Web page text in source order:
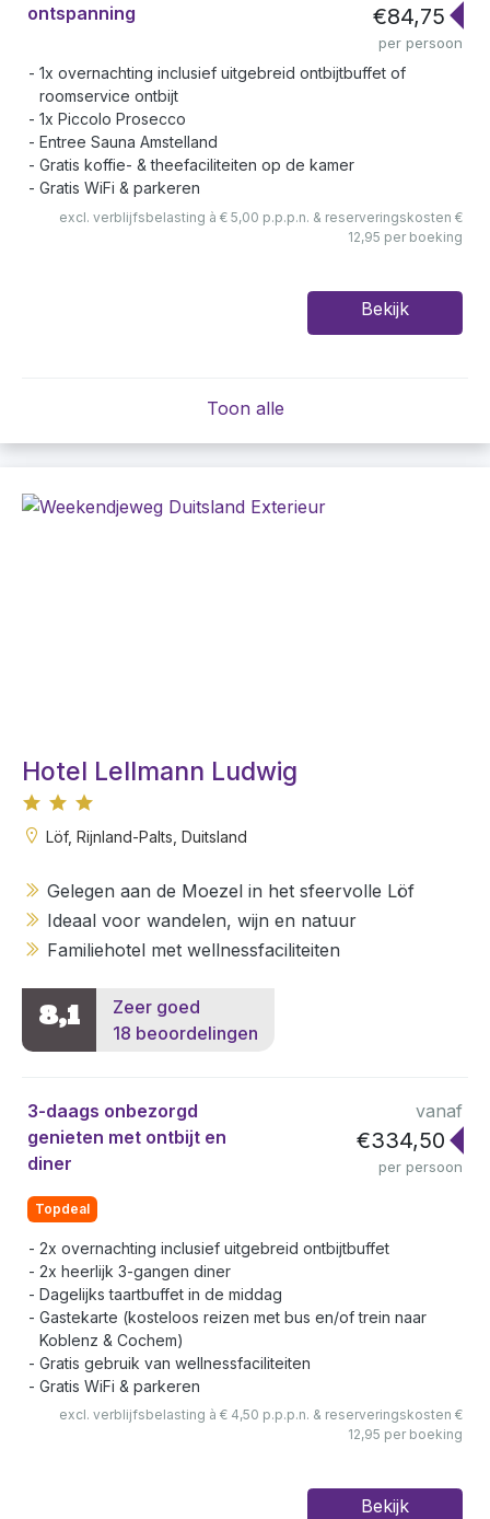
ontspanning €84,75
per persoon
1x overnachting inclusief uitgebreid ontbijtbuffet of
roomservice ontbijt
1x Piccolo Prosecco
Entree Sauna Amstelland
Gratis koffie- & theefaciliteiten op de kamer
Gratis WiFi & parkeren
excl. verblijfsbelasting à € 5,00 p.p.p.n. & reserveringskosten €
12,95 per boeking
Bekijk
Toon alle
Hotel Lellmann Ludwig
Löf, Rijnland-Palts, Duitsland
Gelegen aan de Moezel in het sfeervolle Löf
Ideaal voor wandelen, wijn en natuur
Familiehotel met wellnessfaciliteiten
8,1
Zeer goed
18 beoordelingen
3-daags onbezorgd
genieten met ontbijt en
diner
Topdeal
vanaf
€334,50
per persoon
2x overnachting inclusief uitgebreid ontbijtbuffet
2x heerlijk 3-gangen diner
Dagelijks taartbuffet in de middag
Gastekarte (kosteloos reizen met bus en/of trein naar
Koblenz & Cochem)
Gratis gebruik van wellnessfaciliteiten
Gratis WiFi & parkeren
excl. verblijfsbelasting à € 4,50 p.p.p.n. & reserveringskosten €
12,95 per boeking
Bekijk